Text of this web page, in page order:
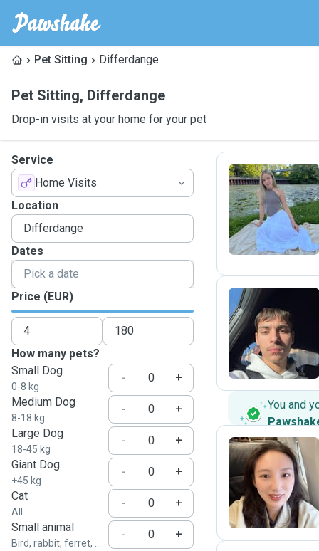
Pet Sitting Differdange
Pet Sitting, Differdange
Drop-in visits at your home for your pet
Service
Home Visits
Location
Dates
Price (EUR)
How many pets?
Small Dog
0-8 kg
-
+
Medium Dog
8-18 kg
-
+
Large Dog
18-45 kg
-
+
Giant Dog
+45 kg
-
+
Cat
All
-
+
Small animal
Bird, rabbit, ferret, ...
-
+
V
R
You and
A